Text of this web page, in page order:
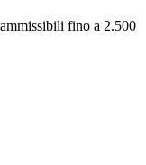
fino a 2.500